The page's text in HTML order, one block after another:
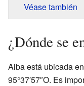
Véase también
¿Dónde se
Alba está ubicada
95°37′57″O. Es